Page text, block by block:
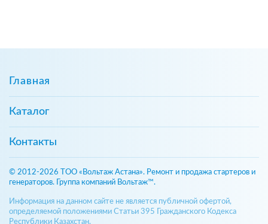
Главная
Каталог
Контакты
© 2012-2026 ТОО «Вольтаж Астана». Ремонт и продажа стартеров и
генераторов. Группа компаний Вольтаж™.
Информация на данном сайте не является публичной офертой,
определяемой положениями Статьи 395 Гражданского Кодекса
Республики Казахстан.